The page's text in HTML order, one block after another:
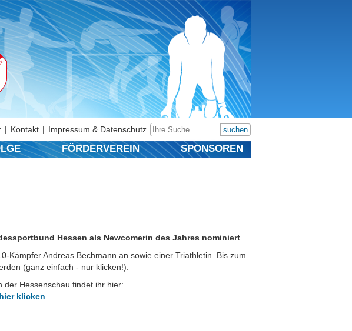
suchen
Kontakt Impressum & Datenschutz
FÖRDERVEREIN SPONSOREN
Hessen als Newcomerin des Jahres nominiert
Kämpfer Andreas Bechmann an sowie einer Triathletin. Bis zum
(ganz einfach - nur klicken!).
der Hessenschau findet ihr hier:
klicken